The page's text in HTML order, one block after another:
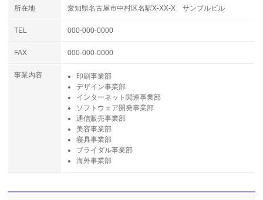
所在地 愛知県名古屋市中村区名駅X-XX-X サンプルビル
TEL 000-000-0000
FAX 000-000-0000
事業内容
印刷事業部
デザイン事業部
インターネット関連事業部
ソフトウェア開発事業部
通信販売事業部
美容事業部
寝具事業部
ブライダル事業部
海外事業部